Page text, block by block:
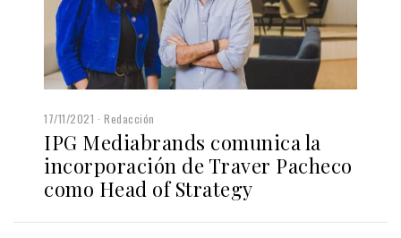
17/11/2021 Redacción
IPG Mediabrands comunica la
incorporación de Traver Pacheco
como Head of Strategy